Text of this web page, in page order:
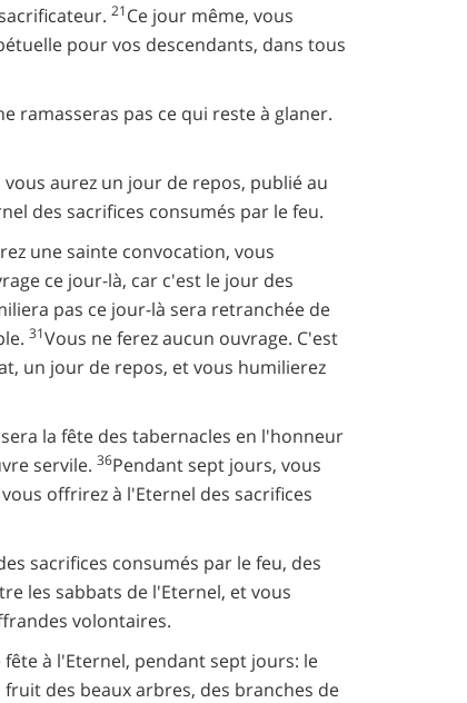
21Ce jour même, vous
pour vos descendants, dans tous
ramasseras pas ce qui reste à glaner.
aurez un jour de repos, publié au
des sacrifices consumés par le feu.
une sainte convocation, vous
ce jour-là, car c'est le jour des
pas ce jour-là sera retranchée de
31Vous ne ferez aucun ouvrage. C'est
un jour de repos, et vous humilierez
la fête des tabernacles en l'honneur
servile. 36Pendant sept jours, vous
offrirez à l'Eternel des sacrifices
sacrifices consumés par le feu, des
les sabbats de l'Eternel, et vous
volontaires.
à l'Eternel, pendant sept jours: le
des beaux arbres, des branches de